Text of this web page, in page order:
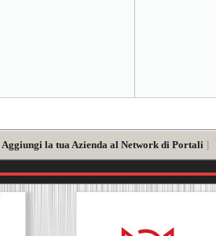
Aggiungi la tua Azienda al Network di Portali ]